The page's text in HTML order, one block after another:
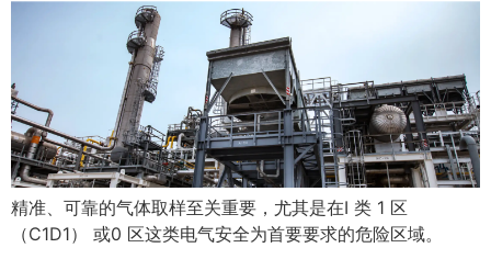
精准、可靠的气体取样至关重要，尤其是在I 类 1 区
（C1D1） 或0 区这类电气安全为首要要求的危险区域。